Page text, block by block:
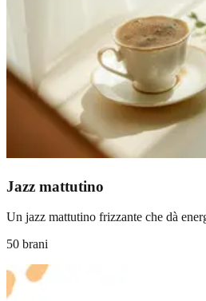
Jazz mattutino
Un jazz mattutino frizzante che dà
50 brani